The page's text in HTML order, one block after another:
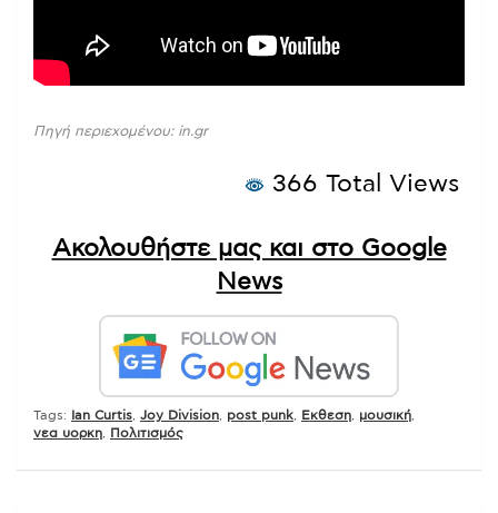
Πηγή περιεχομένου: in.gr
366 Total Views
Ακολουθήστε μας και στο Google
News
Tags: Ian Curtis Joy Division post punk Εκθεση μουσική
νεα υορκη
Πολιτισμός